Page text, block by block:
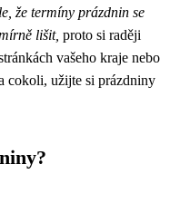
že termíny prázdnin se
lišit, proto si raději
vašeho kraje nebo
cokoli, užijte si prázdniny